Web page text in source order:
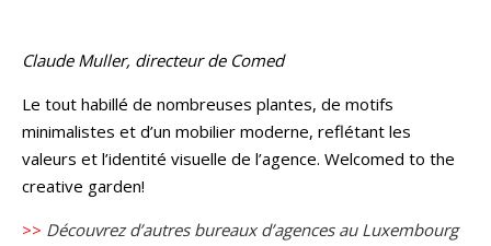
Claude Muller, directeur de Comed
Le tout habillé de nombreuses plantes, de motifs
minimalistes et d’un mobilier moderne, reflétant les
valeurs et l’identité visuelle de l’agence. Welcomed to the
creative garden!
>> Découvrez d’autres bureaux d’agences au Luxembourg